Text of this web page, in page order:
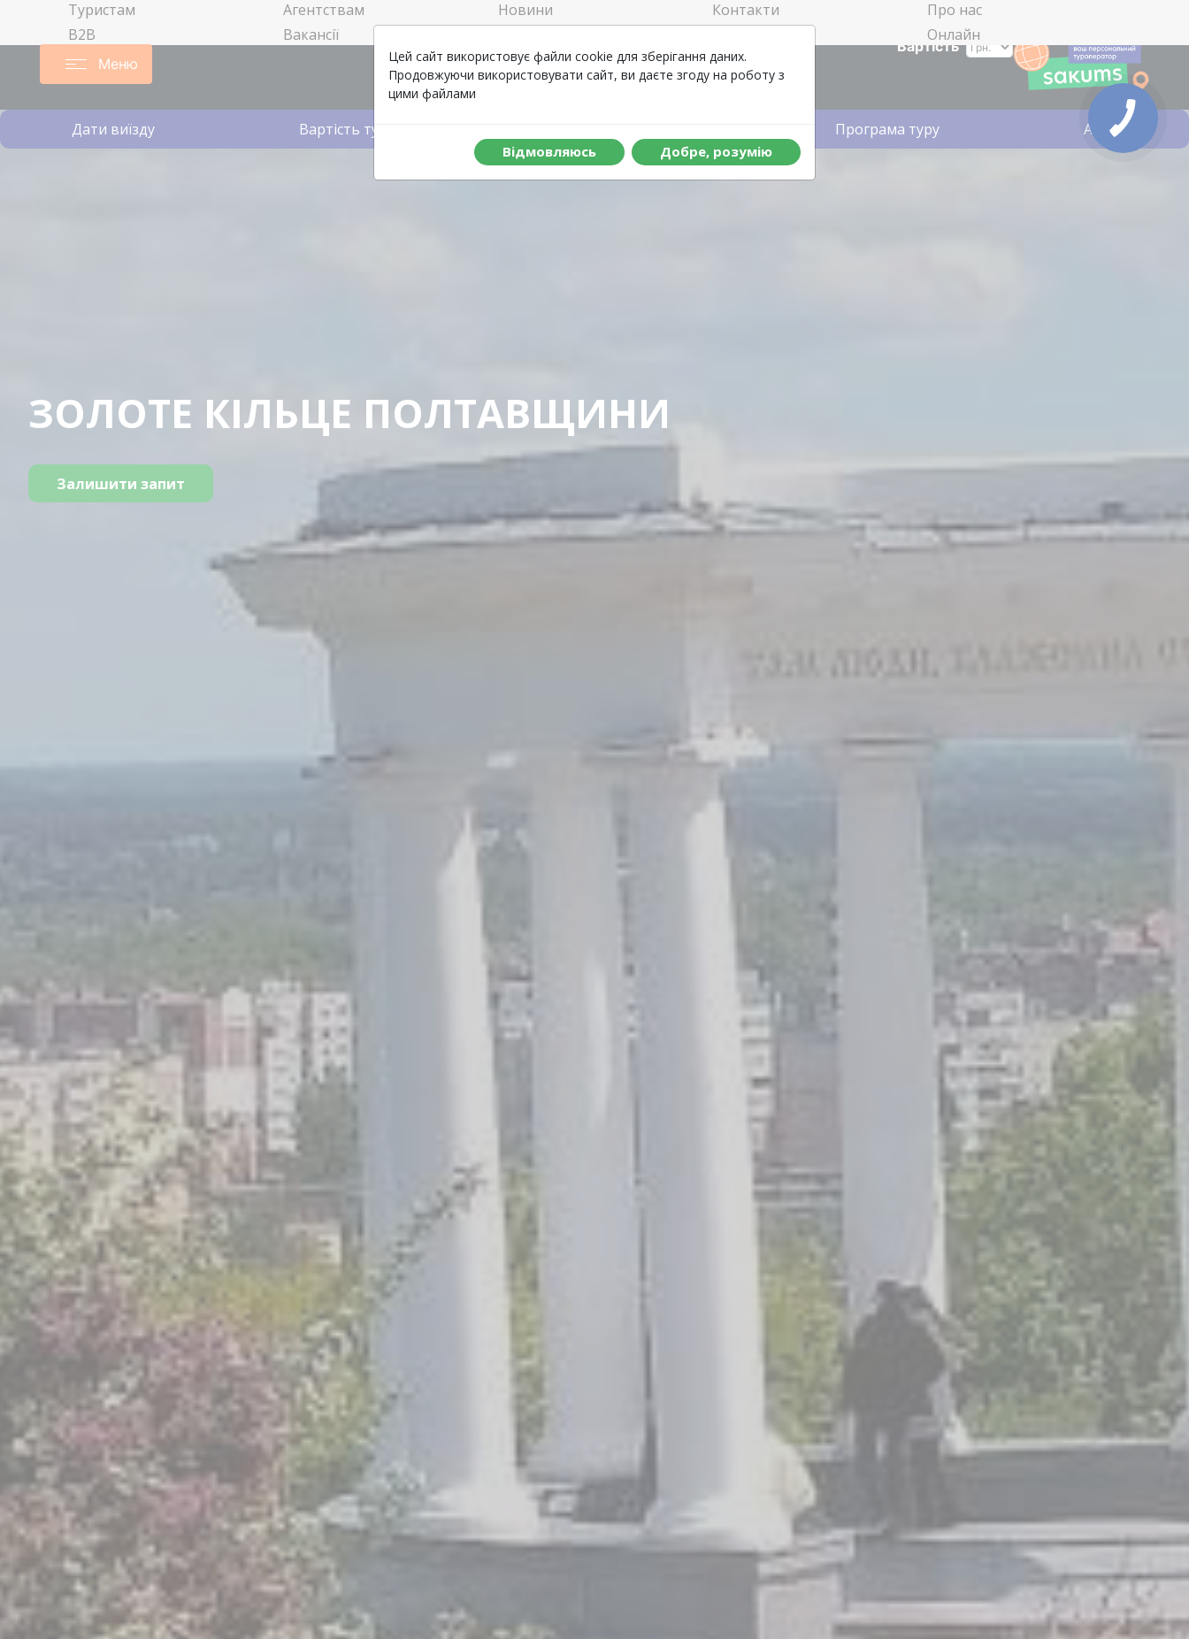
Цей сайт використовує файли cookie для зберігання даних.
Продовжуючи використовувати сайт, ви даєте згоду на роботу з
цими файлами
Вiдмовляюсь Добре, розумiю
Меню
Туристам Агентствам Новини Контакти
Про нас
B2B
Вакансії Онлайн
Вартість
Дати виїзду Вартість туру Програма туру Акції
ЗОЛОТЕ КІЛЬЦЕ ПОЛТАВЩИНИ
Залишити запит